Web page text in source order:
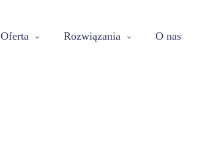
Oferta Rozwiązania O nas